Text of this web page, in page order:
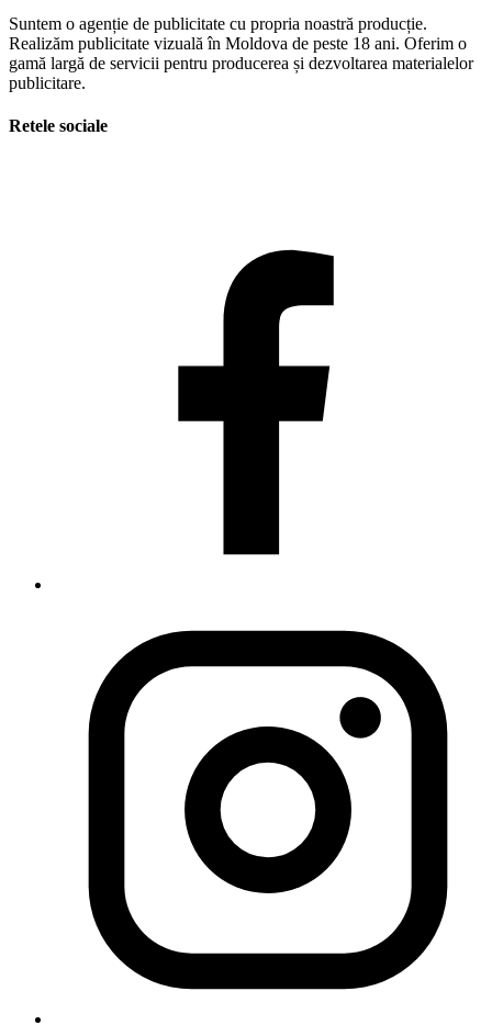
Suntem o agenție de publicitate cu propria noastră producție.
Realizăm publicitate vizuală în Moldova de peste 18 ani. Oferim o
gamă largă de servicii pentru producerea și dezvoltarea materialelor
publicitare.
Retele sociale